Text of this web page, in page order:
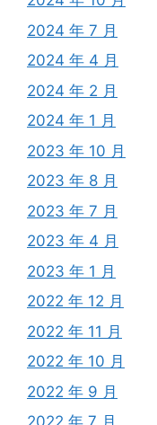
2024 年 7 月
2024 年 4 月
2024 年 2 月
2024 年 1 月
2023 年 10 月
2023 年 8 月
2023 年 7 月
2023 年 4 月
2023 年 1 月
2022 年 12 月
2022 年 11 月
2022 年 10 月
2022 年 9 月
2022 年 7 月